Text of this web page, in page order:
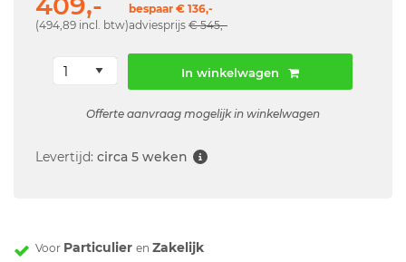
(494,89 incl. btw)
bespaar € 136,-
adviesprijs € 545,-
In winkelwagen
Offerte aanvraag mogelijk in winkelwagen
Levertijd: circa 5 weken
Voor Particulier en Zakelijk